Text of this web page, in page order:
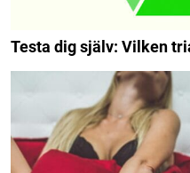
Testa dig själv: Vilken